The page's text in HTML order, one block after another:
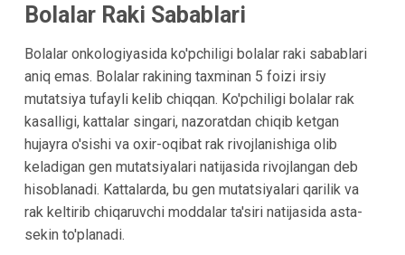
Bolalar Raki Sabablari
Bolalar onkologiyasida ko'pchiligi bolalar raki sabablari
aniq emas. Bolalar rakining taxminan 5 foizi irsiy
mutatsiya tufayli kelib chiqqan. Ko'pchiligi bolalar rak
kasalligi, kattalar singari, nazoratdan chiqib ketgan
hujayra o'sishi va oxir-oqibat rak rivojlanishiga olib
keladigan gen mutatsiyalari natijasida rivojlangan deb
hisoblanadi. Kattalarda, bu gen mutatsiyalari qarilik va
rak keltirib chiqaruvchi moddalar ta'siri natijasida asta-
sekin to'planadi.